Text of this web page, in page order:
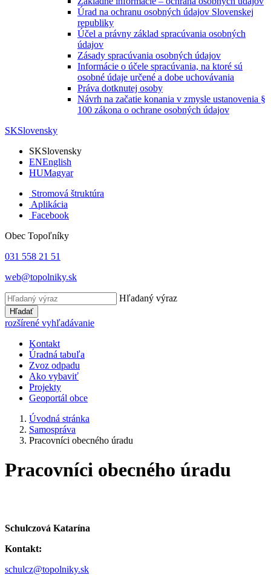
Úrad na ochranu osobných údajov Slovenskej
republiky
Účel a právny základ spracúvania osobných
údajov
Zásady spracúvania osobných údajov
Informácie o účele spracúvania, na ktoré sú
osobné údaje určené a dobe uchovávania
Práva dotknutej osoby
Návrh na začatie konania v zmysle ustanovenia §
100 zákona o ochrane osobných údajov
SKSlovensky
SKSlovensky
ENEnglish
HUMagyar
Stromová štruktúra
Aplikácia
Facebook
Obec Topoľníky
031 558 21 51
web@topolniky.sk
Hľadaný výraz
Hľadať
rozšírené vyhľadávanie
Kontakt
Úradná tabuľa
Zvoz odpadu
Ako vybaviť
Projekty
Geoportál obce
Úvodná stránka
Samospráva
Pracovníci obecného úradu
Pracovníci obecného úradu
Schulczová Katarína
Kontakt:
schulcz@topolniky.sk